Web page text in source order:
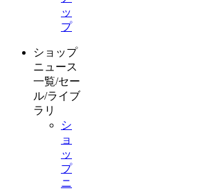
ッ
プ
ショップ
ニュース
一覧/セー
ル/ライブ
ラリ
シ
ョ
ッ
プ
ニ